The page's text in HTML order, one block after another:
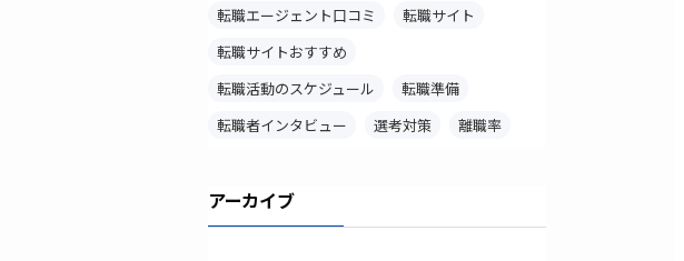
転職エージェント口コミ
転職サイト
転職サイトおすすめ
転職活動のスケジュール
転職準備
転職者インタビュー
選考対策 離職率
アーカイブ